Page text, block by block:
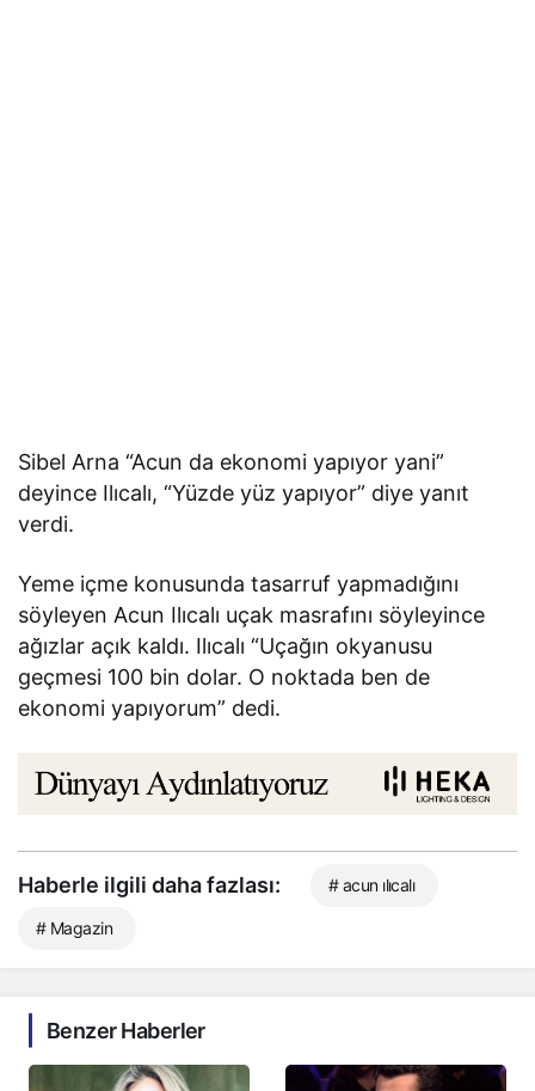
Sibel Arna “Acun da ekonomi yapıyor yani”
deyince Ilıcalı, “Yüzde yüz yapıyor” diye yanıt
verdi.
Yeme içme konusunda tasarruf yapmadığını
söyleyen Acun Ilıcalı uçak masrafını söyleyince
ağızlar açık kaldı. Ilıcalı “Uçağın okyanusu
geçmesi 100 bin dolar. O noktada ben de
ekonomi yapıyorum” dedi.
Haberle ilgili daha fazlası: # acun ılıcalı
# Magazin
Benzer Haberler